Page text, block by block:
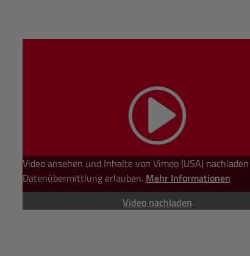
Video ansehen und Inhalte von Vimeo (USA)
Datenübermittlung erlauben. Mehr Informationen
Video nachladen